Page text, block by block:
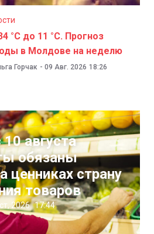
°C до 11 °C. Прогноз
в Молдове на неделю
Горчак - 09 Авг. 2026 18:26
августа
обязаны
ценниках страну
товаров
2026 17:44